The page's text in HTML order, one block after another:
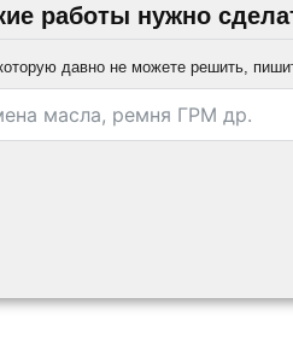
работы нужно
давно не можете решить,